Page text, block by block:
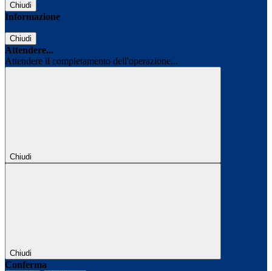
Chiudi
Informazione
Chiudi
Attendere...
Attendere il completamento dell'operazione...
Chiudi
Chiudi
Conferma